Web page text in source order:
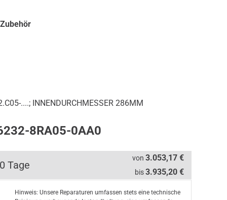
....; INNENDURCHMESSER 286MM
8RA05-0AA0
Tage
von 3.053,17 €
bis3.935,20 €
Hinweis: Unsere Reparaturen umfassen stets eine technische